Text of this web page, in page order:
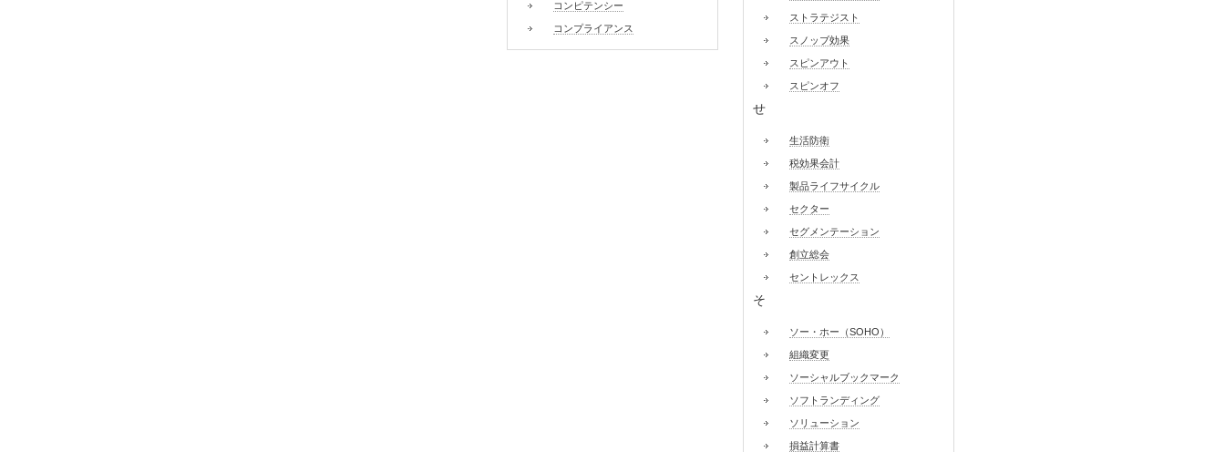
コンピテンシー
コンプライアンス
ストラテジスト
スノッブ効果
スピンアウト
スピンオフ
せ
生活防衛
税効果会計
製品ライフサイクル
セクター
セグメンテーション
創立総会
セントレックス
そ
ソー・ホー（SOHO）
組織変更
ソーシャルブックマーク
ソフトランディング
ソリューション
損益計算書